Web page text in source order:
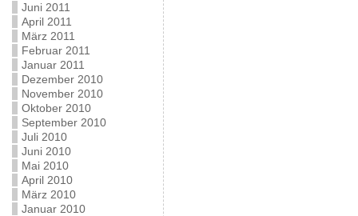
Juni 2011
April 2011
März 2011
Februar 2011
Januar 2011
Dezember 2010
November 2010
Oktober 2010
September 2010
Juli 2010
Juni 2010
Mai 2010
April 2010
März 2010
Januar 2010